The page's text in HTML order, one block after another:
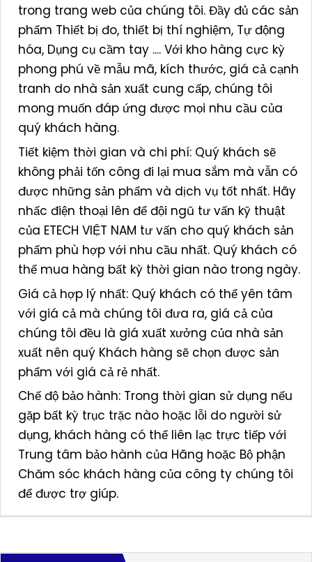
trong trang web của chúng tôi. Đầy đủ các sản
phẩm Thiết bị đo, thiết bị thí nghiệm, Tự động
hóa, Dụng cụ cầm tay .... Với kho hàng cực kỳ
phong phú về mẫu mã, kích thước, giá cả cạnh
tranh do nhà sản xuất cung cấp, chúng tôi
mong muốn đáp ứng được mọi nhu cầu của
quý khách hàng.
Tiết kiệm thời gian và chi phí: Quý khách sẽ
không phải tốn công đi lại mua sắm mà vẫn có
được những sản phẩm và dịch vụ tốt nhất. Hãy
nhấc điện thoại lên để đội ngũ tư vấn kỹ thuật
của ETECH VIỆT NAM tư vấn cho quý khách sản
phẩm phù hợp với nhu cầu nhất. Quý khách có
thể mua hàng bất kỳ thời gian nào trong ngày.
Giá cả hợp lý nhất: Quý khách có thể yên tâm
với giá cả mà chúng tôi đưa ra, giá cả của
chúng tôi đều là giá xuất xưởng của nhà sản
xuất nên quý Khách hàng sẽ chọn được sản
phẩm với giá cả rẻ nhất.
Chế độ bảo hành: Trong thời gian sử dụng nếu
gặp bất kỳ trục trặc nào hoặc lỗi do người sử
dụng, khách hàng có thể liên lạc trực tiếp với
Trung tâm bảo hành của Hãng hoặc Bộ phận
Chăm sóc khách hàng của công ty chúng tôi
để được trợ giúp.